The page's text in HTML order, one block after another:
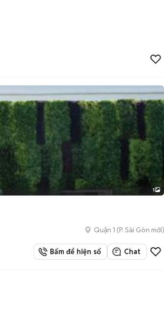
1
Quận 1 (P. Sài Gòn mới)
Bấm để hiện số Chat